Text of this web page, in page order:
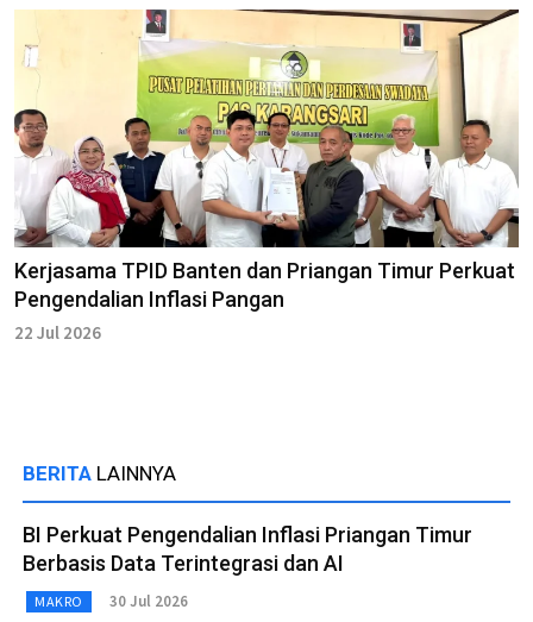
Kerjasama TPID Banten dan Priangan Timur Perkuat
Pengendalian Inflasi Pangan
22 Jul 2026
BERITA LAINNYA
BI Perkuat Pengendalian Inflasi Priangan Timur
Berbasis Data Terintegrasi dan AI
MAKRO 30 Jul 2026